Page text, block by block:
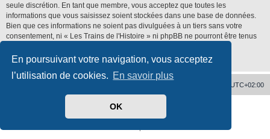
En poursuivant votre navigation, vous acceptez
l’utilisation de cookies. En savoir plus
OK
seule discrétion. En tant que membre, vous acceptez que toutes les
informations que vous saisissez soient stockées dans une base de données.
Bien que ces informations ne soient pas divulguées à un tiers sans votre
consentement, ni « Les Trains de l'Histoire » ni phpBB ne pourront être tenus
compromission des données.
UTC+02:00
phpBB ® Forum Software © phpBB Limited
phpBB-fr.com